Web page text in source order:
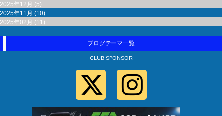
2025年12月 (5)
2025年11月 (10)
2025年02月 (11)
ブログテーマ一覧
CLUB SPONSOR